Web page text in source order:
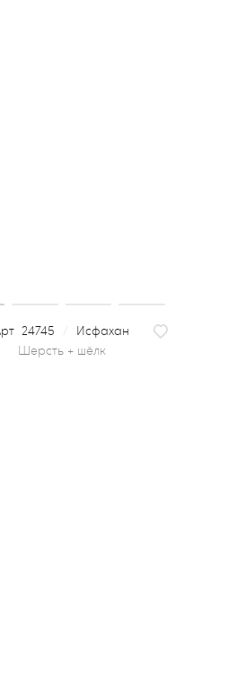
24745
Исфахан
шерсть + шёлк